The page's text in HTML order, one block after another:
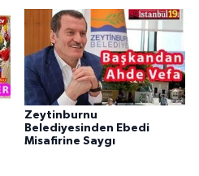
Zeytinburnu
Belediyesinden Ebedi
Misafirine Saygı